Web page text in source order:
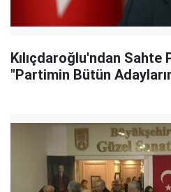
Kılıçdaroğlu'ndan
"Partimin Bütün